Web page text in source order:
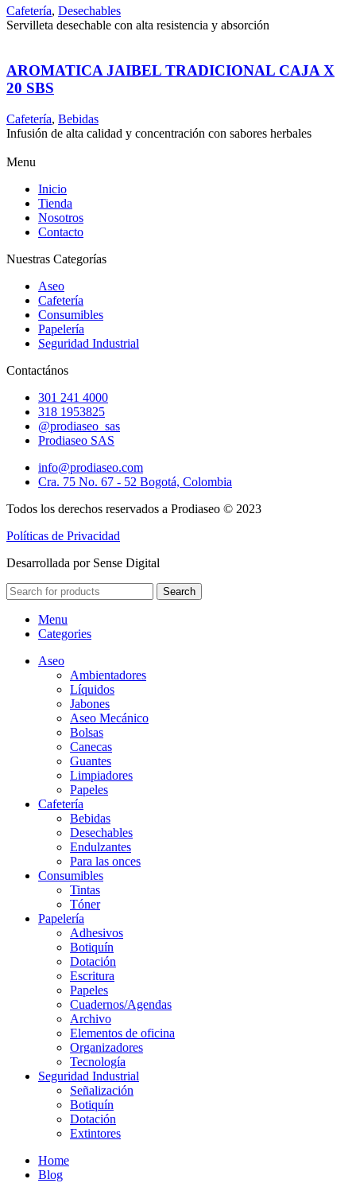
Cafetería, Desechables
Servilleta desechable con alta resistencia y absorción
AROMATICA JAIBEL TRADICIONAL CAJA X
20 SBS
Cafetería, Bebidas
Infusión de alta calidad y concentración con sabores herbales
Menu
Inicio
Tienda
Nosotros
Contacto
Nuestras Categorías
Aseo
Cafetería
Consumibles
Papelería
Seguridad Industrial
Contactános
301 241 4000
318 1953825
@prodiaseo_sas
Prodiaseo SAS
info@prodiaseo.com
Cra. 75 No. 67 - 52 Bogotá, Colombia
Todos los derechos reservados a Prodiaseo © 2023
Políticas de Privacidad
Desarrollada por Sense Digital
Search
Menu
Categories
Aseo
Ambientadores
Líquidos
Jabones
Aseo Mecánico
Bolsas
Canecas
Guantes
Limpiadores
Papeles
Cafetería
Bebidas
Desechables
Endulzantes
Para las onces
Consumibles
Tintas
Tóner
Papelería
Adhesivos
Botiquín
Dotación
Escritura
Papeles
Cuadernos/Agendas
Archivo
Elementos de oficina
Organizadores
Tecnología
Seguridad Industrial
Señalización
Botiquín
Dotación
Extintores
Home
Blog